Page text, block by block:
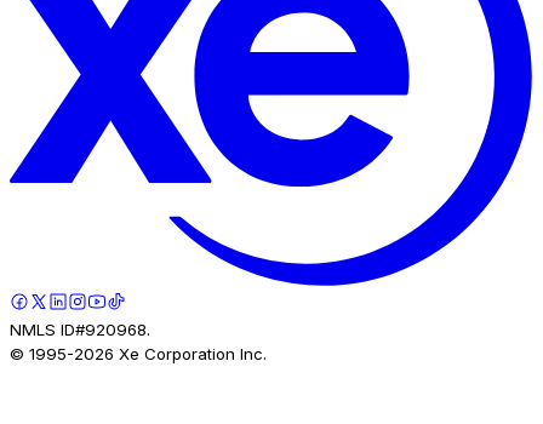
NMLS ID#920968.
© 1995-2026 Xe Corporation Inc.